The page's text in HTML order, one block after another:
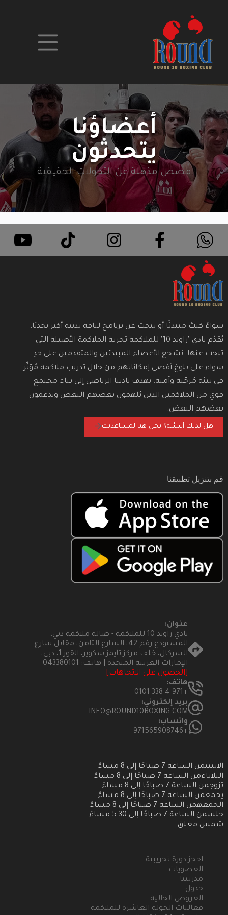
المحتوى
أعضاؤنا
يتحدثون
قصص مذهلة عن التحولات الحقيقية
سواءً كنتَ مبتدئًا أو تبحث عن برنامج لياقة بدنية أكثر تحديًا،
يُقدّم نادي "راوند 10" للملاكمة تجربة الملاكمة الأصيلة التي
تبحث عنها. نشجع الأعضاء المبتدئين والمتقدمين على حدٍ
سواء على بلوغ أقصى إمكاناتهم من خلال تدريب ملاكمة مُؤثّر
في بيئة مُرحّبة وآمنة. يهدف نادينا الرياضي إلى بناء مجتمع
قوي من الملاكمين الذين يُلهمون بعضهم البعض ويدعمون
بعضهم البعض.
هل لديك أسئلة؟ نحن هنا لمساعدتك
قم بتنزيل تطبيقنا
عنوان:
نادي راوند 10 للملاكمة - صالة ملاكمة دبي،
المستودع رقم 42، الشارع الثامن، مقابل شارع
السركال، خلف مركز تايمز سكوير، القوز 1، دبي،
الإمارات العربية المتحدة | هاتف: 043380101
[الحصول على الاتجاهات]
هاتف:
+971 4 338 0101
بريد إلكتروني:
INFO@ROUND10BOXING.COM
واتساب:
+971565908746
الاثنينمن الساعة 7 صباحًا إلى 8 مساءً
الثلاثاءمن الساعة 7 صباحًا إلى 8 مساءً
تزوجمن الساعة 7 صباحًا إلى 8 مساءً
يجمعمن الساعة 7 صباحًا إلى 8 مساءً
الجمعهمن الساعة 7 صباحًا إلى 8 مساءً
جلسمن الساعة 7 صباحًا إلى 5:30 مساءً
شمس مغلق
احجز دورة تجريبية
العضويات
مدربينا
جدول
العروض الحالية
فعاليات الجولة العاشرة للملاكمة